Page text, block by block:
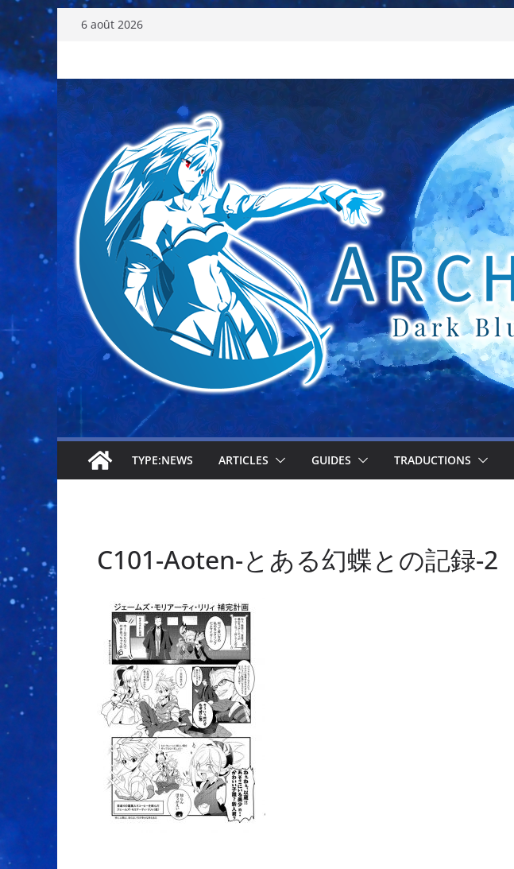
Passer6 août 2026
TYPE:NEWS ARTICLES GUIDES TRADUCTIONS
C101-Aoten-とある幻蝶との記録-2